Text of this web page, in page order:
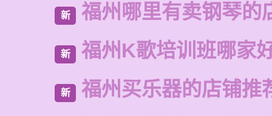
新 福州哪里有卖钢琴的
新 福州K歌培训班哪家
新 福州买乐器的店铺推